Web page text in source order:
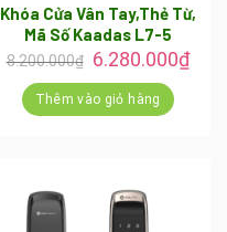
Khóa Cửa Vân Tay,Thẻ Từ,
Mã Số Kaadas L7-5
8.200.000₫ Giá
gốc
là:
8.200.000₫.
6.280.000₫Giá
Thêm vào giỏ hàng